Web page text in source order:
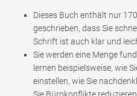
Dieses Buch enthält nur
geschrieben, dass Sie
Schrift ist auch klar und
Sie werden eine Menge
lernen beispielsweise, wie
einstellen, wie Sie